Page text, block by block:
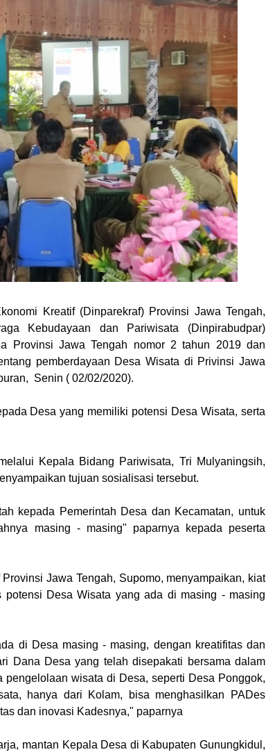
Kreatif (Dinparekraf) Provinsi Jawa Tengah,
Kebudayaan dan Pariwisata (Dinpirabudpar)
Provinsi Jawa Tengah nomor 2 tahun 2019 dan
pemberdayaan Desa Wisata di Privinsi Jawa
Senin ( 02/02/2020).
Desa yang memiliki potensi Desa Wisata, serta
Kepala Bidang Pariwisata, Tri Mulyaningsih,
tujuan sosialisasi tersebut.
kepada Pemerintah Desa dan Kecamatan, untuk
masing - masing" paparnya kepada peserta
Jawa Tengah, Supomo, menyampaikan, kiat
Desa Wisata yang ada di masing - masing
di Desa masing - masing, dengan kreatifitas dan
Dana Desa yang telah disepakati bersama dalam
pengelolaan wisata di Desa, seperti Desa Ponggok,
hanya dari Kolam, bisa menghasilkan PADes
dan inovasi Kadesnya," paparnya
mantan Kepala Desa di Kabupaten Gunungkidul,